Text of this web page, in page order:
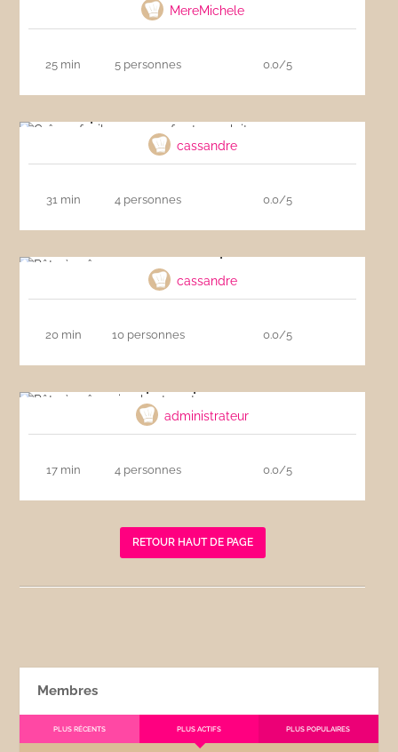
MereMichele
25 min 5 personnes 0.0/5
cassandre
31 min 4 personnes 0.0/5
cassandre
20 min 10 personnes 0.0/5
administrateur
17 min 4 personnes 0.0/5
RETOUR HAUT DE PAGE
Membres
PLUS RÉCENTS PLUS ACTIFS PLUS POPULAIRES